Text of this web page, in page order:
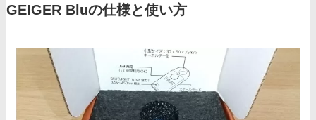
GEIGER Bluの仕様と使い方